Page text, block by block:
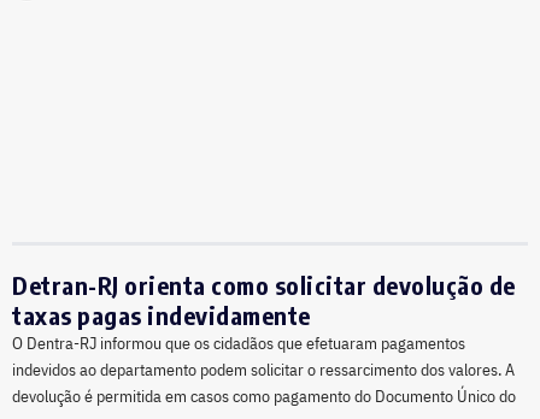
Detran-RJ orienta como solicitar devolução de
taxas pagas indevidamente
O Dentra-RJ informou que os cidadãos que efetuaram pagamentos
indevidos ao departamento podem solicitar o ressarcimento dos valores. A
devolução é permitida em casos como pagamento do Documento Único do